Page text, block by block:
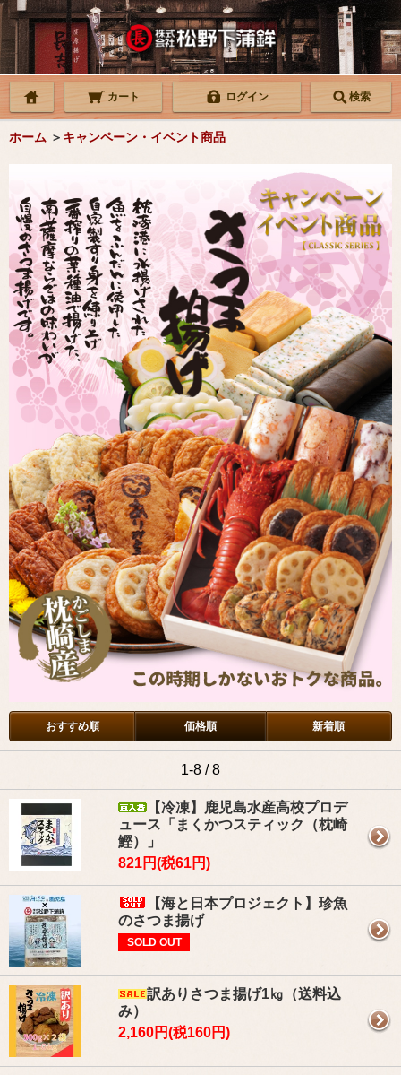
カート ログイン 検索
ホーム ＞ キャンペーン・イベント商品
おすすめ順 価格順 新着順
1-8 / 8
【冷凍】鹿児島水産高校プロデ
ュース「まくかつスティック（枕崎
鰹）」
821円(税61円)
【海と日本プロジェクト】珍魚
のさつま揚げ
SOLD OUT
訳ありさつま揚げ1㎏（送料込
み）
2,160円(税160円)